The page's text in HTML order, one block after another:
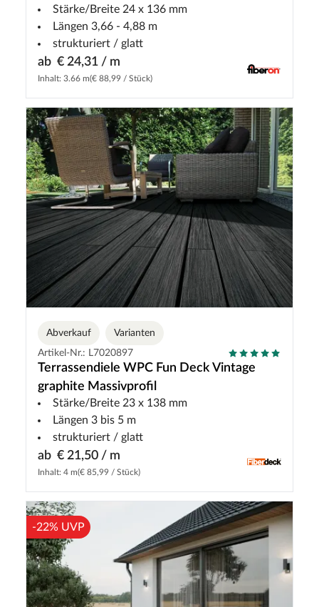
Stärke/Breite 24 x 136 mm
Längen 3,66 - 4,88 m
strukturiert / glatt
ab € 24,31 / m
Inhalt: 3.66 m(€ 88,99 / Stück)
Abverkauf
Varianten
Artikel-Nr.: L7020897
Terrassendiele WPC Fun Deck Vintage
graphite Massivprofil
Stärke/Breite 23 x 138 mm
Längen 3 bis 5 m
strukturiert / glatt
ab € 21,50 / m
Inhalt: 4 m(€ 85,99 / Stück)
-22% UVP